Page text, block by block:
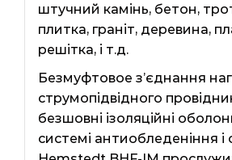
штучний камінь, бетон,
плитка, граніт, деревина,
решітка, і т.д.
Безмуфтовое з’єднання
струмопідвідного
безшовні ізоляційні
системі антиобледеніння і